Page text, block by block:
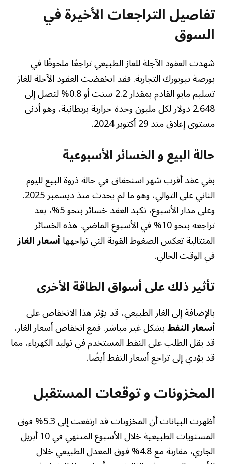
تفاصيل التراجعات الأخيرة في
السوق
شهدت العقود الآجلة للغاز الطبيعي تراجعًا ملحوظًا في
بورصة نيويورك التجارية. فقد انخفضت العقود الآجلة للغاز
تسليم مايو القادم بمقدار 2.2 سنت أو 0.8% لتصل إلى
2.648 دولار لكل مليون وحدة حرارية بريطانية، وهو أدنى
مستوى إغلاق منذ 29 أكتوبر 2024.
حالة البيع و الخسائر الأسبوعية
بقي عقد أقرب شهر استحقاق في حالة ذروة البيع لليوم
الثاني على التوالي، وهو ما لم يحدث منذ ديسمبر 2025.
وعلى مدار الأسبوع، تكبد العقد خسائر بنحو 5%، بعد
تراجعه بنحو 10% في الأسبوع الماضي. هذه الخسائر
المتتالية تعكس الضغوط القوية التي تواجههاأسعار الغاز
في الوقت الحالي.
تأثير ذلك على أسواق الطاقة الأخرى
بالإضافة إلى الغاز الطبيعي، قد يؤثر هذا الانخفاض على
أسعار النفطبشكل غير مباشر. فمع انخفاض أسعار الغاز،
قد يقل الطلب على النفط المستخدم في توليد الكهرباء، مما
قد يؤدي إلى تراجع أسعار النفط أيضًا.
المخزونات و توقعات المستقبل
أظهرت البيانات أن المخزونات قد ارتفعت إلى 5.3% فوق
المستويات الطبيعية خلال الأسبوع المنتهي في 10 أبريل
الجاري، مقارنة مع 4.8% فوق المعدل الطبيعي خلال